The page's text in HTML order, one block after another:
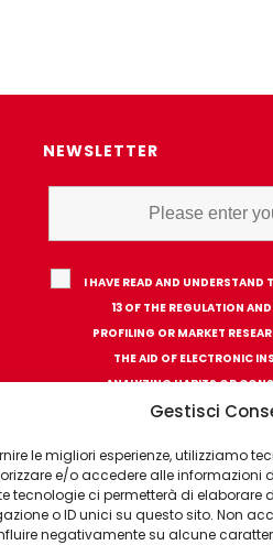
Gestisci
le migliori esperienze, utilizziamo
e/o accedere alle informazioni
tecnologie ci permetterà di
o ID unici su questo sito. Non
negativamente su alcune
NEWSLETTER
I HAVE READ AND UNDERSTAND
13 OF THE REGULATION
PROFILING OR MARKET
THE AID OF ELECTRONIC
ANALYZING HABITS OR